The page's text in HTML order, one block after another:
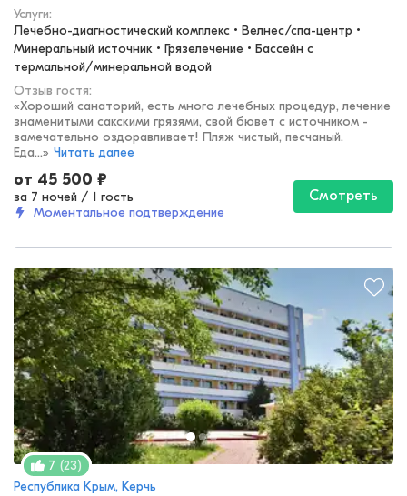
Услуги:
Лечебно-диагностический комплекс • Велнес/спа-центр •
Минеральный источник • Грязелечение • Бассейн с
термальной/минеральной водой
Отзыв гостя:
«Хороший санаторий, есть много лечебных процедур, лечение
знаменитыми сакскими грязями, свой бювет с источником -
замечательно оздоравливает! Пляж чистый, песчаный.
Еда...» Читать далее
от 45 500 ₽
за 7 ночей / 1 гость
Моментальное подтверждение
Смотреть
7 (23)
Республика Крым, Керчь